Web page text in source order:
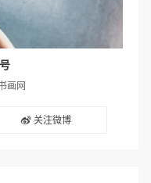
画网
关注微博